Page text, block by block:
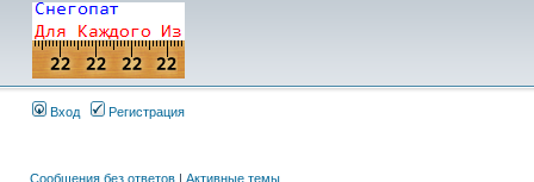
Вход Регистрация
Сообщения без ответов | Активные темы